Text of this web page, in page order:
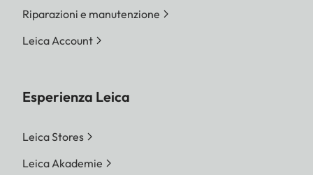
Riparazioni e manutenzione
Leica Account
Esperienza Leica
Leica Stores
Leica Akademie